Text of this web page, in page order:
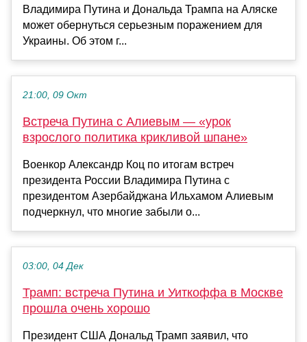
Владимира Путина и Дональда Трампа на Аляске
может обернуться серьезным поражением для
Украины. Об этом г...
21:00, 09 Окт
Встреча Путина с Алиевым — «урок
взрослого политика крикливой шпане»
Военкор Александр Коц по итогам встреч
президента России Владимира Путина с
президентом Азербайджана Ильхамом Алиевым
подчеркнул, что многие забыли о...
03:00, 04 Дек
Трамп: встреча Путина и Уиткоффа в Москве
прошла очень хорошо
Президент США Дональд Трамп заявил, что